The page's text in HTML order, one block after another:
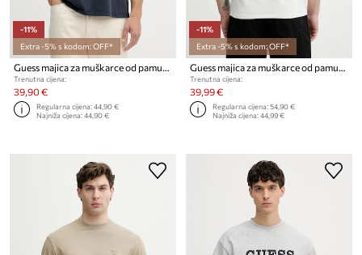
-11%
Extra -5% s kodom: OFF*
Guess majica za muškarce od pamuka
Trenutna cijena:
39,90 €
Regularna cijena:44,90 €
Najniža cijena:44,90 €
-11%
Extra -5% s kodom: OFF*
Guess majica za muškarce od pamuka
Trenutna cijena:
39,99 €
Regularna cijena:54,90 €
Najniža cijena:44,99 €